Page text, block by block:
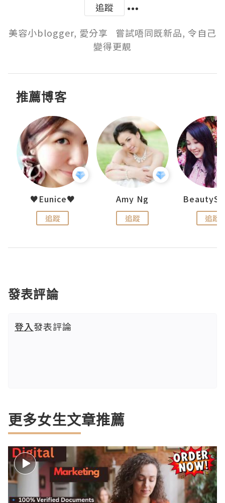
追蹤
美容小blogger, 愛分享   嘗試唔同既新品, 令自己
變得更靚
推薦博客
♥Eunice♥
追蹤
Amy Ng
追蹤 追蹤
發表評論
登入發表評論
更多女生文章推薦